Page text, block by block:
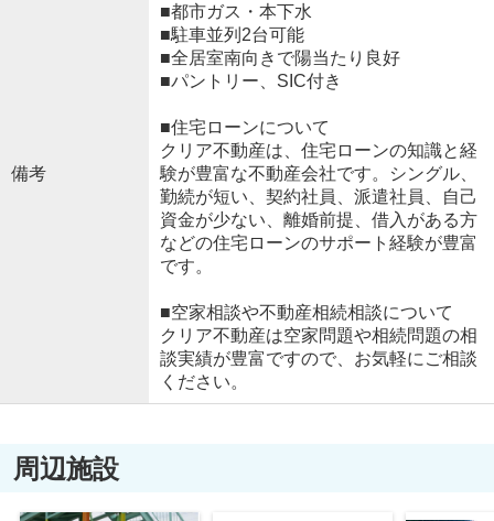
備考
■都市ガス・本下水
■駐車並列2台可能
■全居室南向きで陽当たり良好
■パントリー、SIC付き
■住宅ローンについて
クリア不動産は、住宅ローンの知識と経
験が豊富な不動産会社です。シングル、
勤続が短い、契約社員、派遣社員、自己
資金が少ない、離婚前提、借入がある方
などの住宅ローンのサポート経験が豊富
です。
■空家相談や不動産相続相談について
クリア不動産は空家問題や相続問題の相
談実績が豊富ですので、お気軽にご相談
ください。
周辺施設